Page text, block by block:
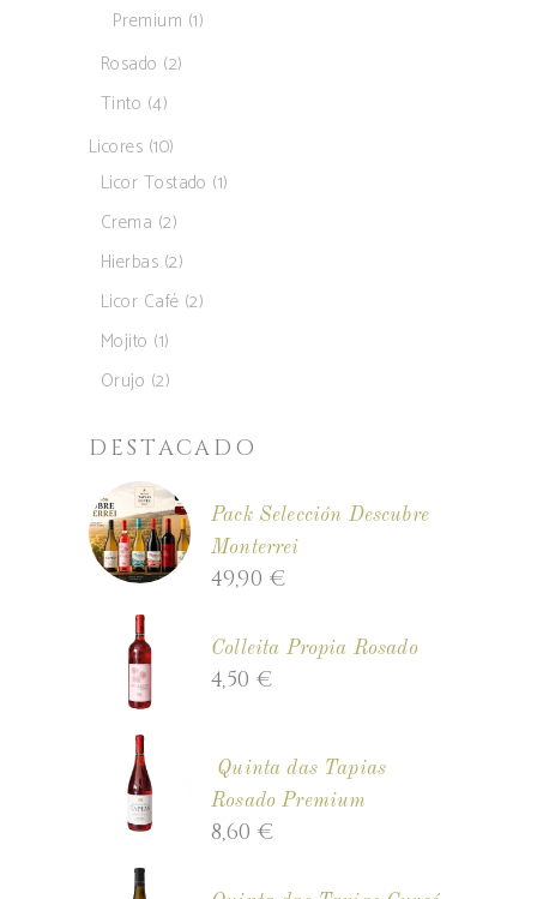
productos
Premium 11
Rosado 22
Tinto 44
productos
Licores 1010
productos
Licor Tostado 11
Crema 22
productos
Hierbas 22
productos
Licor Café 22
Mojito 11
producto
Orujo 22
DESTACADO
Pack Selección Descubre
Monterrei
49,90 €
Colleita Propia Rosado
4,50€
Quinta das Tapias
Rosado Premium
8,60€